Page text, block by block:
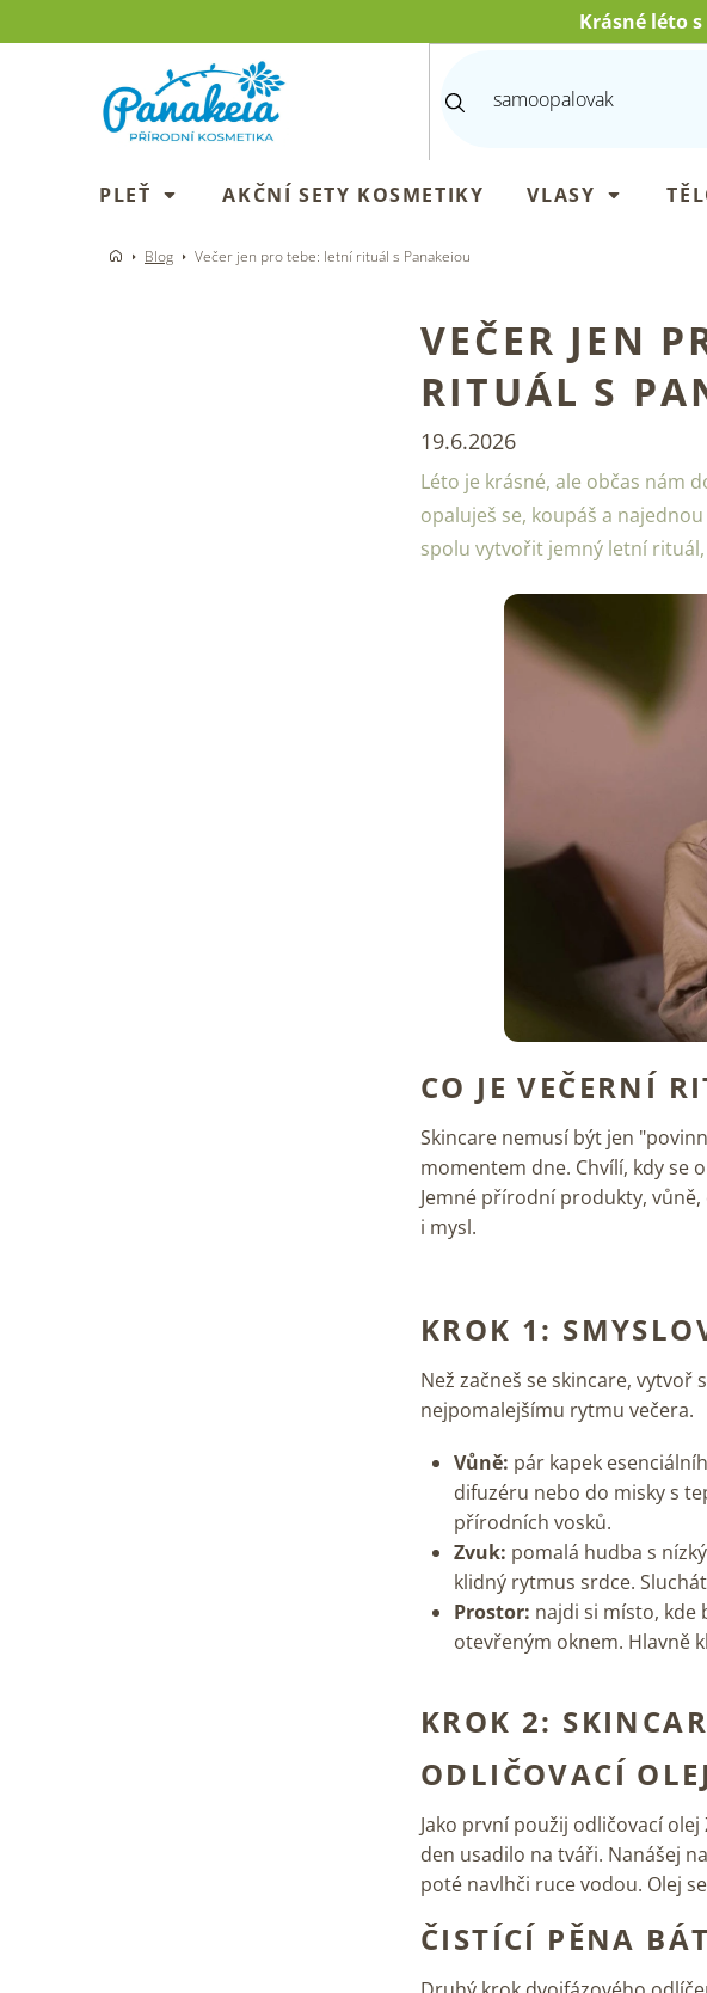
Krásné léto
PLEŤ AKČNÍ SETY KOSMETIKY VLASY
Blog Večer jen pro tebe: letní rituál s Panakeiou
VEČER JEN
RITUÁL S
19.6.2026
Léto je krásné, ale občas nám
opaluješ se, koupáš a
spolu vytvořit jemný letní
CO JE VEČERNÍ
Skincare nemusí být jen
momentem dne. Chvílí, kdy se
Jemné přírodní produkty,
i mysl.
KROK 1:
Než začneš se skincare,
nejpomalejšímu rytmu večera.
Vůně: pár kapek
difuzéru nebo do misky s
přírodních vosků.
Zvuk: pomalá hudba s
klidný rytmus srdce.
Prostor: najdi si místo, kde
otevřeným oknem. Hlavně
KROK 2:
ODLIČOVACÍ
Jako první použij odličovací
den usadilo na tváři. Nanášej
poté navlhči ruce vodou. Olej
ČISTÍCÍ PĚNA